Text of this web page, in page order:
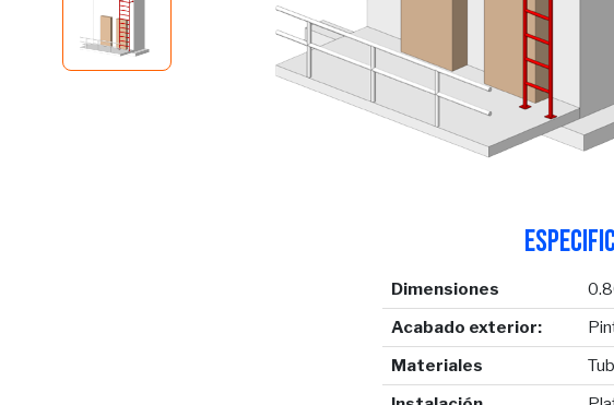
Dimensiones
Acabado exterior:
Materiales